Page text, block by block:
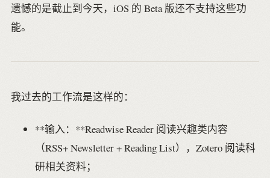
遗憾的是截止到今天，iOS 的 Beta 版还不支持这些功
能。
我过去的工作流是这样的：
**输入：**Readwise Reader 阅读兴趣类内容
（RSS+ Newsletter + Reading List），Zotero 阅读科
研相关资料；